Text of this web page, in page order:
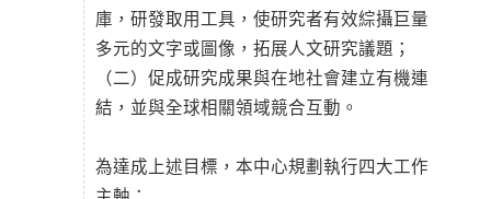
庫，研發取用工具，使研究者有效綜攝巨量
多元的文字或圖像，拓展人文研究議題；
（二）促成研究成果與在地社會建立有機連
結，並與全球相關領域競合互動。
為達成上述目標，本中心規劃執行四大工作